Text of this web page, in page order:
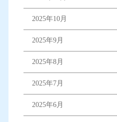
2025年10月
2025年9月
2025年8月
2025年7月
2025年6月